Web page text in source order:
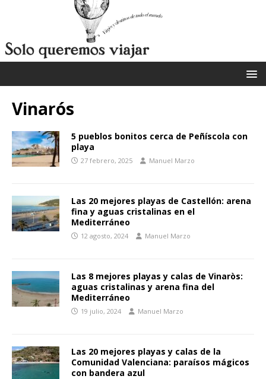
Vinarós
5 pueblos bonitos cerca de Peñíscola con
playa
27 febrero, 2025 Manuel Marzo
Las 20 mejores playas de Castellón: arena
fina y aguas cristalinas en el
Mediterráneo
12 agosto, 2024 Manuel Marzo
Las 8 mejores playas y calas de Vinaròs:
aguas cristalinas y arena fina del
Mediterráneo
19 julio, 2024 Manuel Marzo
Las 20 mejores playas y calas de la
Comunidad Valenciana: paraísos mágicos
con bandera azul